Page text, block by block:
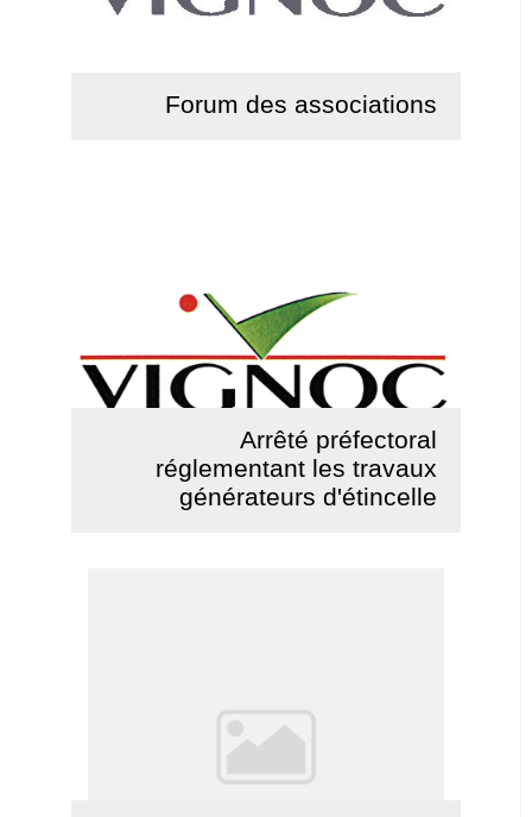
Forum des associations
Arrêté préfectoral
réglementant les travaux
générateurs d'étincelle